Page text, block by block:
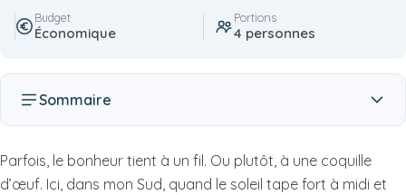
Budget
Économique
Portions
4 personnes
Sommaire
Parfois, le bonheur tient à un fil. Ou plutôt, à une coquille
d’œuf. Ici, dans mon Sud, quand le soleil tape fort à midi et